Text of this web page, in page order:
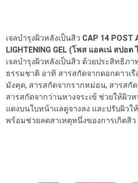
เจลบำรุงผิวหลังเป็นสิว CAP 14 POST
LIGHTENING GEL (โพส แอคเน่ สปอต
เจลบำรุงผิวหลังเป็นสิว ด้วยประสิทธิภ
ธรรมชาติ อาทิ สารสกัดจากดอกดาวเรื
มังคุด, สารสกัดจากรากหม่อน, สารสกั
สารสกัดจากว่านหางจระเข้ ช่วยให้ผิว
แดงบนใบหน้าแลดูจางลง และปรับผิวใ
พร้อมช่วยลดสาเหตุหนึ่งของการเกิดสิว